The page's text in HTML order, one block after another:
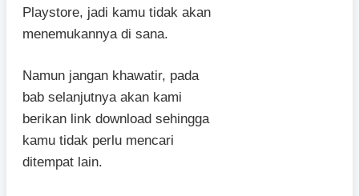
Playstore, jadi kamu tidak akan
menemukannya di sana.
Namun jangan khawatir, pada
bab selanjutnya akan kami
berikan link download sehingga
kamu tidak perlu mencari
ditempat lain.